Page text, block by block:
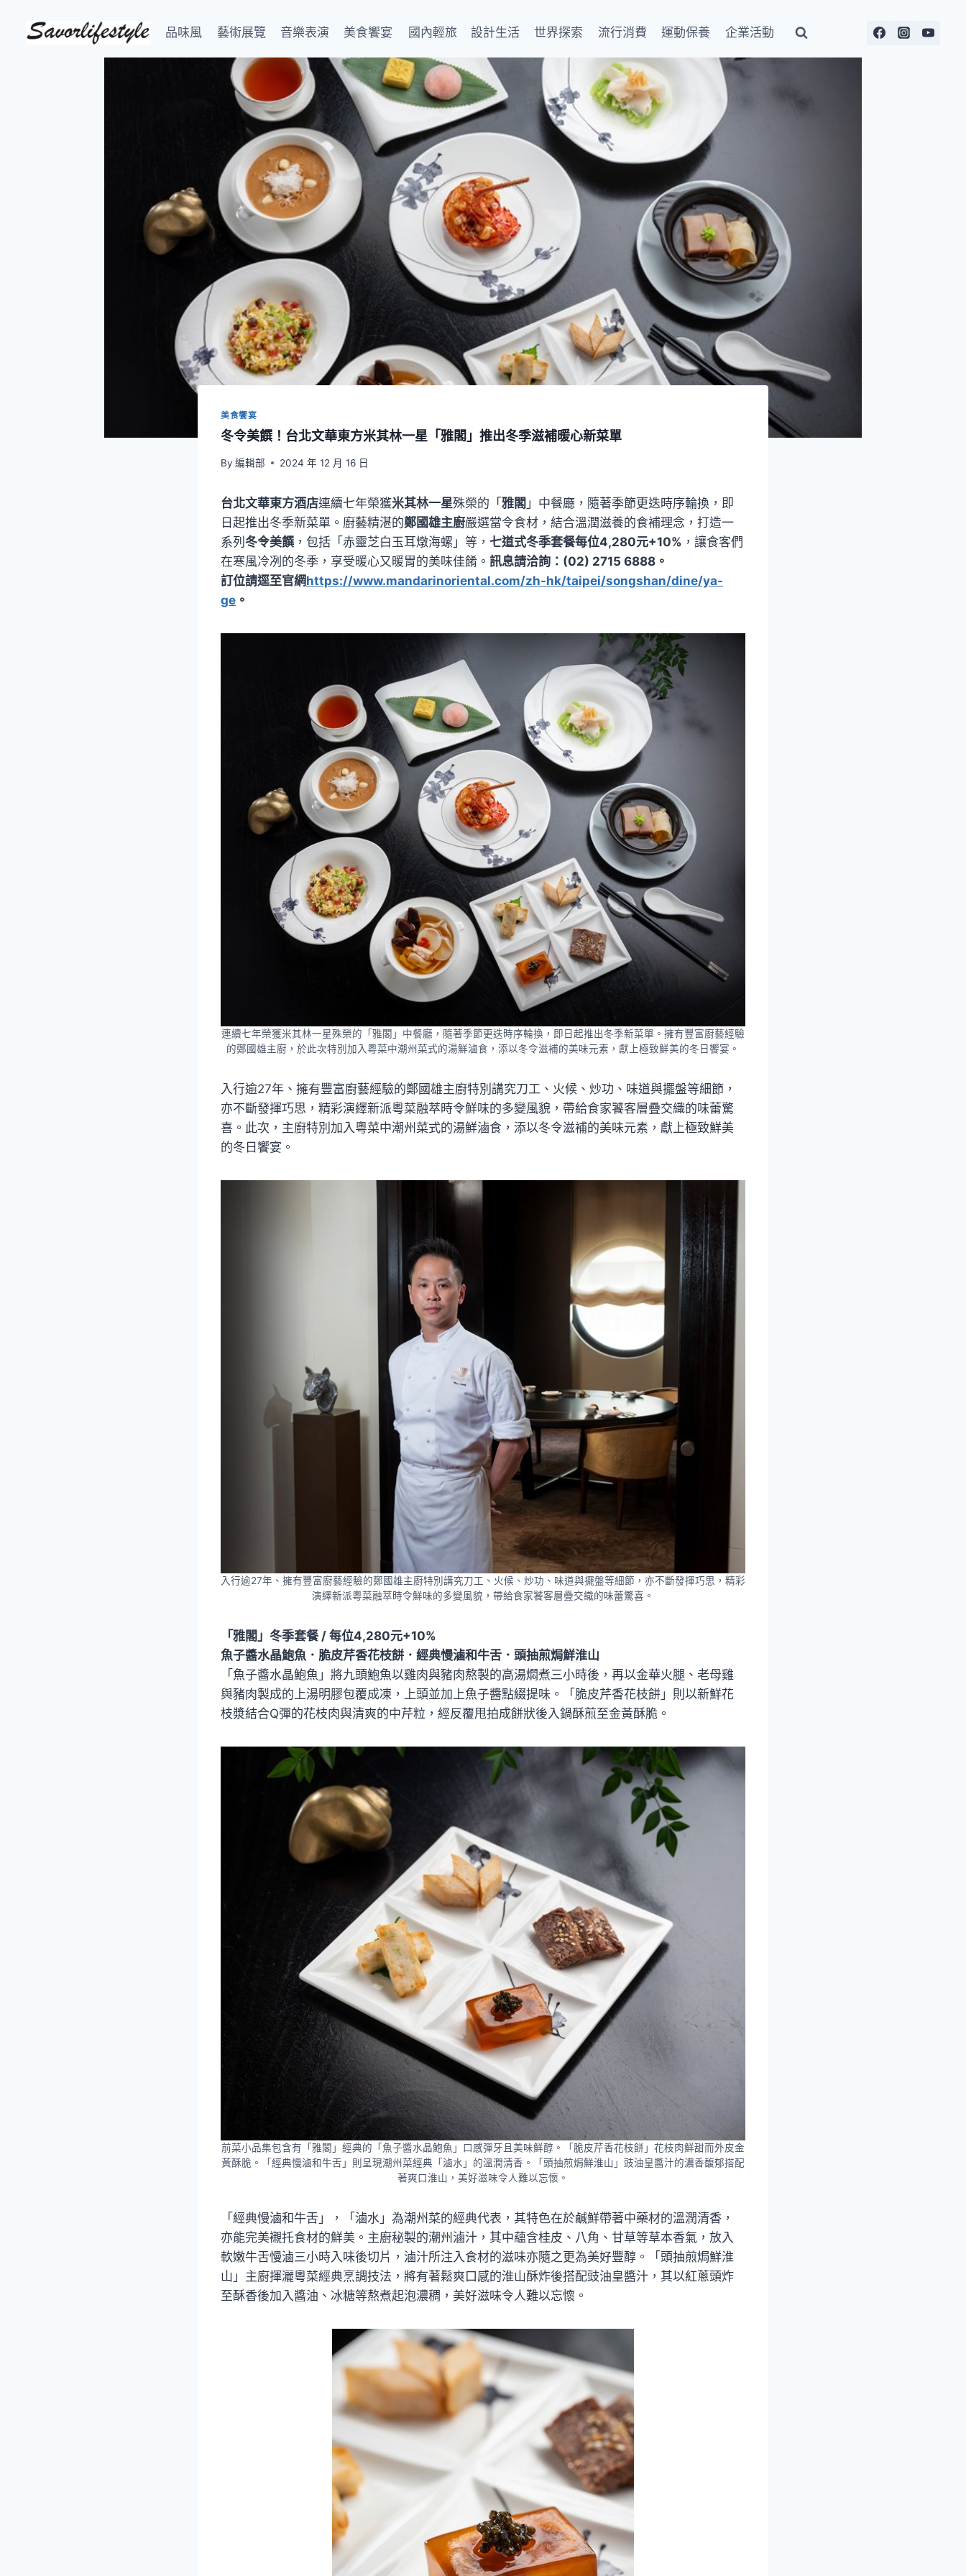
品味風 藝術展覽 音樂表演 美食饗宴 國內輕旅 設計生活 世界探索 流行消費 運動保養 企業活動
美食饗宴
冬令美饌！台北文華東方米其林一星「雅閣」推出冬季滋補暖心新菜單
By 編輯部 2024 年 12 月 16 日
台北文華東方酒店連續七年榮獲米其林一星殊榮的「雅閣 」中餐廳，隨著季節更迭時序輪換，即
日起推出冬季新菜單。廚藝精湛的鄭國雄主廚嚴選當令食材，結合溫潤滋養的食補理念，打造一
系列 冬令美饌 ，包括「赤靈芝白玉耳燉海螺」等， 七道式冬季套餐每位4,280元+10% ，讓食客們
在寒風冷冽的冬季，享受暖心又暖胃的美味佳餚。 訊息請洽詢：(02) 2715 6888。
訂位請逕至官網https://www.mandarinoriental.com/zh-hk/taipei/songshan/dine/ya-
ge 。
連續七年榮獲米其林一星殊榮的「雅閣」中餐廳，隨著季節更迭時序輪換，即日起推出冬季新菜單。擁有豐富廚藝經驗
的鄭國雄主廚，於此次特別加入粵菜中潮州菜式的湯鮮滷食，添以冬令滋補的美味元素，獻上極致鮮美的冬日饗宴。
入行逾27年、擁有豐富廚藝經驗的鄭國雄主廚特別講究刀工、火候、炒功、味道與擺盤等細節，
亦不斷發揮巧思，精彩演繹新派粵菜融萃時令鮮味的多變風貌，帶給食家饕客層疊交織的味蕾驚
喜。此次，主廚特別加入粵菜中潮州菜式的湯鮮滷食，添以冬令滋補的美味元素，獻上極致鮮美
的冬日饗宴。
入行逾27年、擁有豐富廚藝經驗的鄭國雄主廚特別講究刀工、火候、炒功、味道與擺盤等細節，亦不斷發揮巧思，精彩
演繹新派粵菜融萃時令鮮味的多變風貌，帶給食家饕客層疊交織的味蕾驚喜。
「雅閣」冬季套餐 / 每位4,280元+10%
魚子醬水晶鮑魚．脆皮芹香花枝餅．經典慢滷和牛舌．頭抽煎焗鮮淮山
「魚子醬水晶鮑魚」將九頭鮑魚以雞肉與豬肉熬製的高湯燜煮三小時後，再以金華火腿、老母雞
與豬肉製成的上湯明膠包覆成凍，上頭並加上魚子醬點綴提味。「脆皮芹香花枝餅」則以新鮮花
枝漿結合Q彈的花枝肉與清爽的中芹粒，經反覆甩拍成餅狀後入鍋酥煎至金黃酥脆。
前菜小品集包含有「雅閣」經典的「魚子醬水晶鮑魚」口感彈牙且美味鮮醇。「脆皮芹香花枝餅」花枝肉鮮甜而外皮金
黃酥脆。「經典慢滷和牛舌」則呈現潮州菜經典「滷水」的溫潤清香。「頭抽煎焗鮮淮山」豉油皇醬汁的濃香馥郁搭配
著爽口淮山，美好滋味令人難以忘懷。
「經典慢滷和牛舌」，「滷水」為潮州菜的經典代表，其特色在於鹹鮮帶著中藥材的溫潤清香，
亦能完美襯托食材的鮮美。主廚秘製的潮州滷汁，其中蘊含桂皮、八角、甘草等草本香氣，放入
軟嫩牛舌慢滷三小時入味後切片，滷汁所注入食材的滋味亦隨之更為美好豐醇。「頭抽煎焗鮮淮
山」主廚揮灑粵菜經典烹調技法，將有著鬆爽口感的淮山酥炸後搭配豉油皇醬汁，其以紅蔥頭炸
至酥香後加入醬油、冰糖等熬煮起泡濃稠，美好滋味令人難以忘懷。